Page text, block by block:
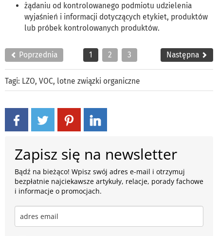
żądaniu od kontrolowanego podmiotu udzielenia
wyjaśnień i informacji dotyczących etykiet, produktów
lub próbek kontrolowanych produktów.
Poprzednia 1 2 3 Następna
Tagi: LZO, VOC, lotne związki organiczne
Zapisz się na newsletter
Bądź na bieżąco! Wpisz swój adres e-mail i otrzymuj
bezpłatnie najciekawsze artykuły, relacje, porady fachowe
i informacje o promocjach.